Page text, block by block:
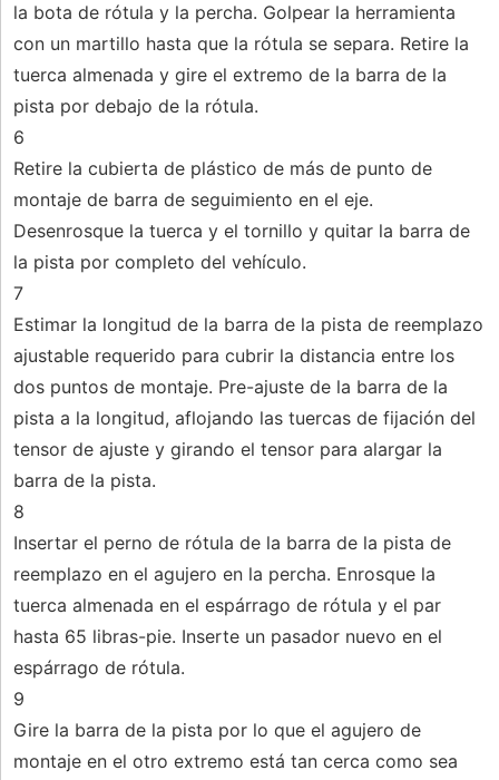
la bota de rótula y la percha. Golpear la herramienta
con un martillo hasta que la rótula se separa. Retire la
tuerca almenada y gire el extremo de la barra de la
pista por debajo de la rótula.
6
Retire la cubierta de plástico de más de punto de
montaje de barra de seguimiento en el eje.
Desenrosque la tuerca y el tornillo y quitar la barra de
la pista por completo del vehículo.
7
Estimar la longitud de la barra de la pista de reemplazo
ajustable requerido para cubrir la distancia entre los
dos puntos de montaje. Pre-ajuste de la barra de la
pista a la longitud, aflojando las tuercas de fijación del
tensor de ajuste y girando el tensor para alargar la
barra de la pista.
8
Insertar el perno de rótula de la barra de la pista de
reemplazo en el agujero en la percha. Enrosque la
tuerca almenada en el espárrago de rótula y el par
hasta 65 libras-pie. Inserte un pasador nuevo en el
espárrago de rótula.
9
Gire la barra de la pista por lo que el agujero de
montaje en el otro extremo está tan cerca como sea